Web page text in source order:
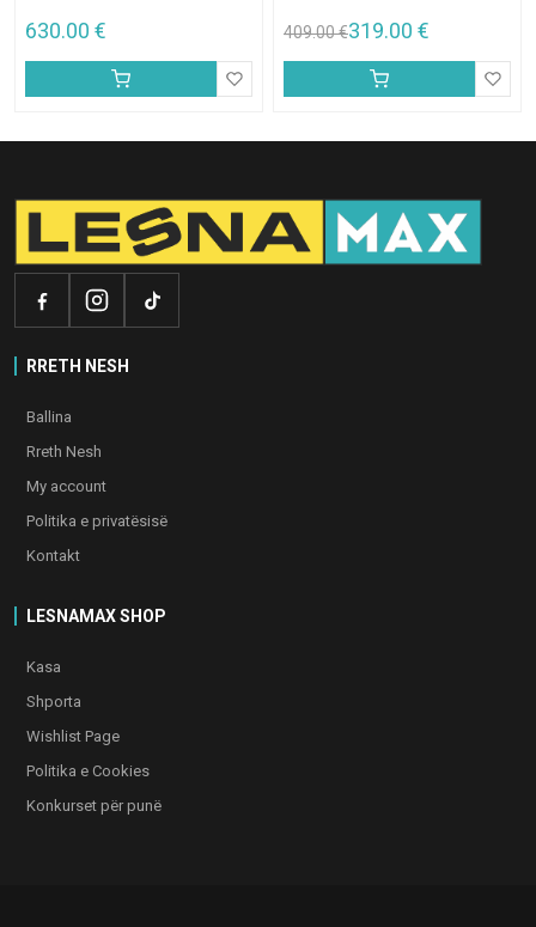
630.00 € 409.00€319.00 €
RRETH NESH
Ballina
Rreth Nesh
My account
Politika e privatësisë
Kontakt
LESNAMAX SHOP
Kasa
Shporta
Wishlist Page
Politika e Cookies
Konkurset për punë